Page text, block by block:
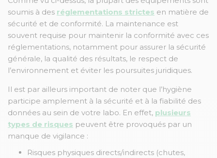
soumis à des réglementations strictes en matière de
sécurité et de conformité. La maintenance est
souvent requise pour maintenir la conformité avec ces
réglementations, notamment pour assurer la sécurité
générale, la qualité des résultats, le respect de
l’environnement et éviter les poursuites juridiques.
Il est par ailleurs important de noter que l’hygiène
participe amplement à la sécurité et à la fiabilité des
données au sein de votre labo. En effet, plusieurs
types de risques peuvent être provoqués par un
manque de vigilance :
Risques physiques directs/indirects (chutes,